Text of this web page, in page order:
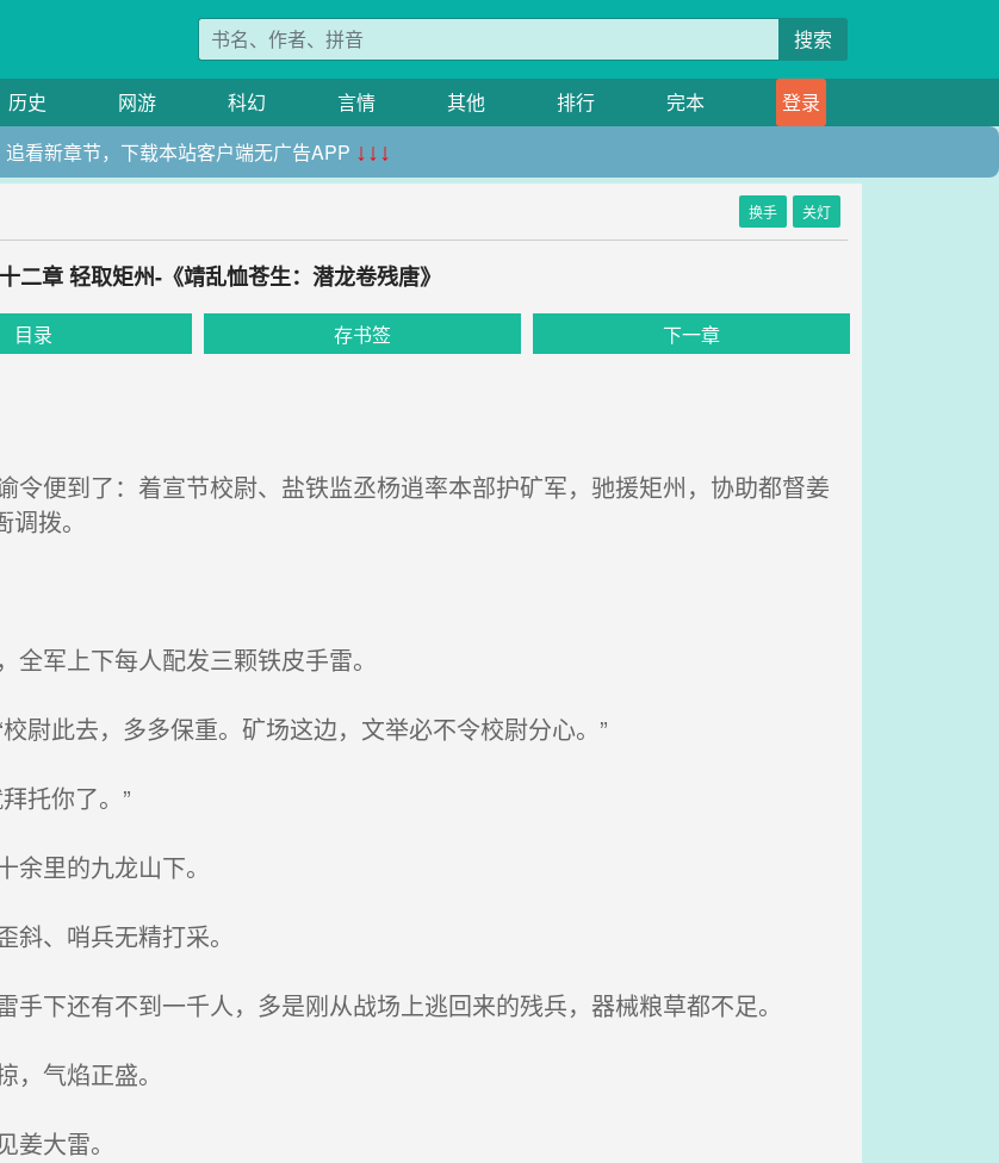
搜索
历史 网游 科幻 言情 其他 排行 完本
登录
追看新章节，下载本站客户端无广告APP ↓↓↓
换手 关灯
二章 轻取矩州-《靖乱恤苍生：潜龙卷残唐》
目录 存书签 下一章
便到了：着宣节校尉、盐铁监丞杨逍率本部护矿军，驰援矩州，协助都督姜
拨。
军上下每人配发三颗铁皮手雷。
尉此去，多多保重。矿场这边，文举必不令校尉分心。”
托你了。”
里的九龙山下。
、哨兵无精打采。
下还有不到一千人，多是刚从战场上逃回来的残兵，器械粮草都不足。
气焰正盛。
大雷。